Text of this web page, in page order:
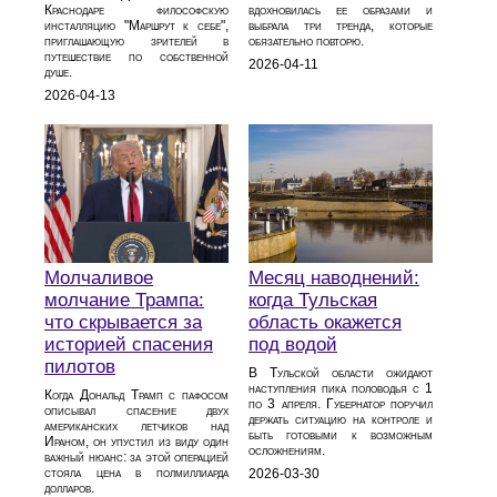
Краснодаре философскую
инсталляцию "Маршрут к себе",
приглашающую зрителей в
путешествие по собственной
душе.
2026-04-13
вдохновилась ее образами и
выбрала три тренда, которые
обязательно повторю.
2026-04-11
Молчаливое
молчание Трампа:
что скрывается за
историей спасения
пилотов
Когда Дональд Трамп с пафосом
описывал спасение двух
американских летчиков над
Ираном, он упустил из виду один
важный нюанс: за этой операцией
стояла цена в полмиллиарда
долларов.
Месяц наводнений:
когда Тульская
область окажется
под водой
В Тульской области ожидают
наступления пика половодья с 1
по 3 апреля. Губернатор поручил
держать ситуацию на контроле и
быть готовыми к возможным
осложнениям.
2026-03-30